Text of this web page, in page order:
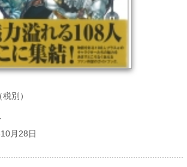
別）
月28日